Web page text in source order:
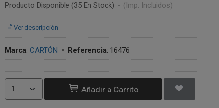
Producto Disponible (35 En Stock) - (Imp. Incluidos)
Ver descripción
Marca: CARTÓN • Referencia: 16476
Añadir a Carrito